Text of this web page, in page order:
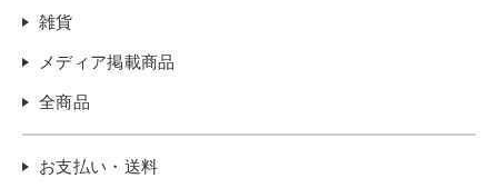
雑貨
メディア掲載商品
全商品
お支払い・送料